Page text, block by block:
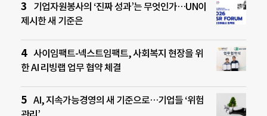
기업자원봉사의 ‘진짜 성과’는 무엇인가…UN이
제시한 새 기준은
사이임팩트-넥스트임팩트, 사회복지 현장을 위
한 AI 리빙랩 업무 협약 체결
AI, 지속가능경영의 새 기준으로…기업들 ‘위험